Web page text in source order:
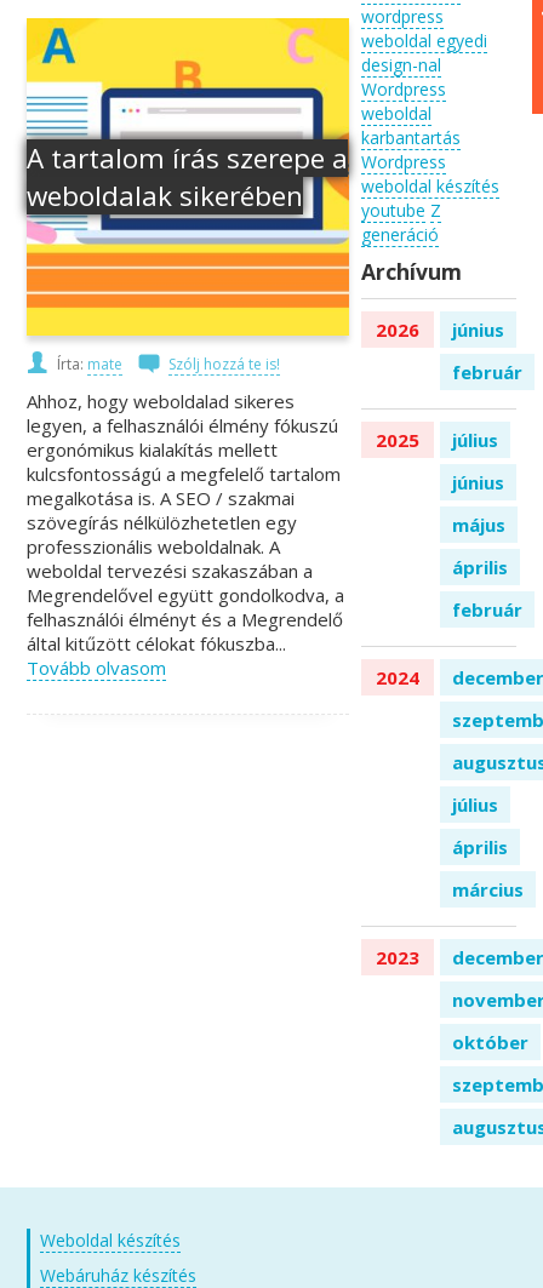
A tartalom írás szerepe a
weboldalak sikerében
Írta: mate Szólj hozzá te is!
Ahhoz, hogy weboldalad sikeres
legyen, a felhasználói élmény fókuszú
ergonómikus kialakítás mellett
kulcsfontosságú a megfelelő tartalom
megalkotása is. A SEO / szakmai
szövegírás nélkülözhetetlen egy
professzionális weboldalnak. A
weboldal tervezési szakaszában a
Megrendelővel együtt gondolkodva, a
felhasználói élményt és a Megrendelő
által kitűzött célokat fókuszba...
Tovább olvasom
wordpress
weboldal egyedi
design-nal
Wordpress
weboldal
karbantartás
Wordpress
weboldal készítés
youtube Z
generáció
Archívum
2026
június
február
2025
július
június
május
április
február
2024
december
július
április
március
2023
december
október
Weboldal készítés
Webáruház készítés